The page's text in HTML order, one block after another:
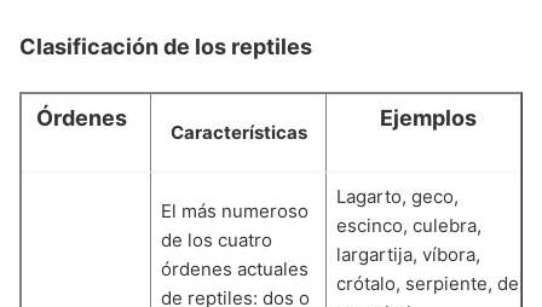
Clasificación de los reptiles
Órdenes
Características
Ejemplos
El más numeroso
de los cuatro
órdenes actuales
de reptiles: dos o
Lagarto, geco,
escinco, culebra,
largartija, víbora,
crótalo, serpiente, de